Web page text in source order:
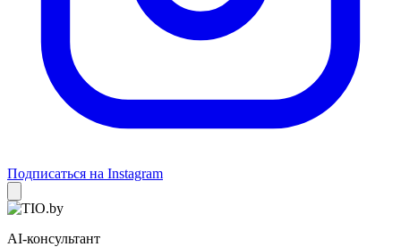
Подписаться на Instagram
AI-консультант